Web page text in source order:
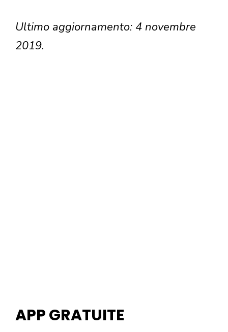
Ultimo aggiornamento: 4 novembre
2019.
APP GRATUITE